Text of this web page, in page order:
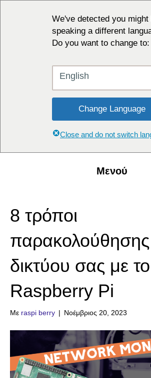
We've detected you might
speaking a different
Do you want to change to:
English
Change Language
Close and do not switch
Μενού
8 τρόποι
παρακολούθησης
δικτύου σας με το
Raspberry Pi
Με raspi berry | Νοέμβριος 20, 2023